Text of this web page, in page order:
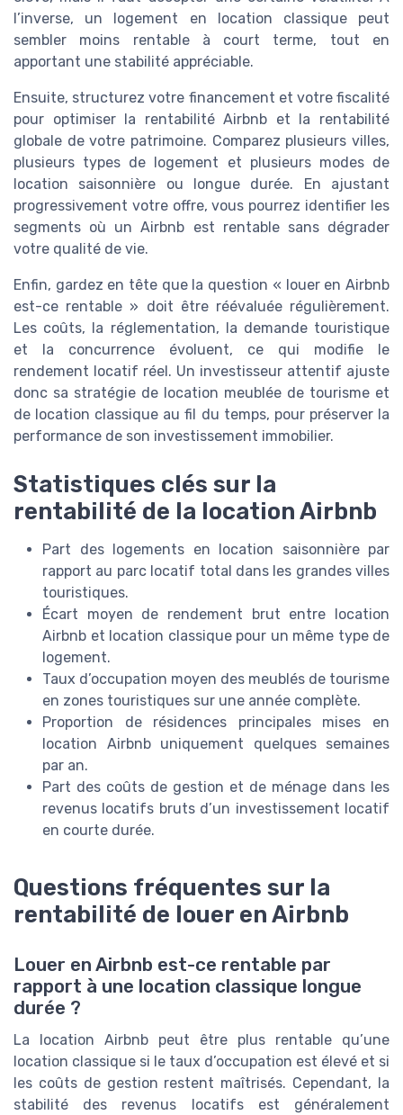
l’inverse, un logement en location classique peut
sembler moins rentable à court terme, tout en
apportant une stabilité appréciable.
Ensuite, structurez votre financement et votre fiscalité
pour optimiser la rentabilité Airbnb et la rentabilité
globale de votre patrimoine. Comparez plusieurs villes,
plusieurs types de logement et plusieurs modes de
location saisonnière ou longue durée. En ajustant
progressivement votre offre, vous pourrez identifier les
segments où un Airbnb est rentable sans dégrader
votre qualité de vie.
Enfin, gardez en tête que la question « louer en Airbnb
est-ce rentable » doit être réévaluée régulièrement.
Les coûts, la réglementation, la demande touristique
et la concurrence évoluent, ce qui modifie le
rendement locatif réel. Un investisseur attentif ajuste
donc sa stratégie de location meublée de tourisme et
de location classique au fil du temps, pour préserver la
performance de son investissement immobilier.
Statistiques clés sur la
rentabilité de la location Airbnb
Part des logements en location saisonnière par
rapport au parc locatif total dans les grandes villes
touristiques.
Écart moyen de rendement brut entre location
Airbnb et location classique pour un même type de
logement.
Taux d’occupation moyen des meublés de tourisme
en zones touristiques sur une année complète.
Proportion de résidences principales mises en
location Airbnb uniquement quelques semaines
par an.
Part des coûts de gestion et de ménage dans les
revenus locatifs bruts d’un investissement locatif
en courte durée.
Questions fréquentes sur la
rentabilité de louer en Airbnb
Louer en Airbnb est-ce rentable par
rapport à une location classique longue
durée ?
La location Airbnb peut être plus rentable qu’une
location classique si le taux d’occupation est élevé et si
les coûts de gestion restent maîtrisés. Cependant, la
stabilité des revenus locatifs est généralement